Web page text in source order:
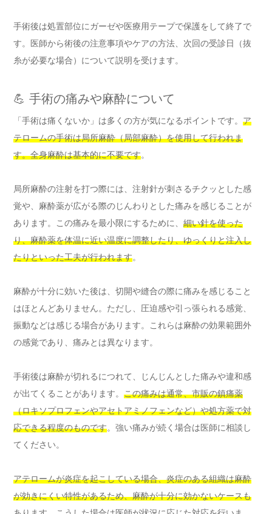
手術後は処置部位にガーゼや医療用テープで保護をして終了で
す。医師から術後の注意事項やケアの方法、次回の受診日（抜
糸が必要な場合）について説明を受けます。
💪 手術の痛みや麻酔について
「手術は痛くないか」は多くの方が気になるポイントです。 ア
テロームの手術は局所麻酔（局部麻酔）を使用して行われま
す。全身麻酔は基本的に不要です。
局所麻酔の注射を打つ際には、注射針が刺さるチクッとした感
覚や、麻酔薬が広がる際のじんわりとした痛みを感じることが
あります。この痛みを最小限にするために、 細い針を使った
り、麻酔薬を体温に近い温度に調整したり、ゆっくりと注入し
たりといった工夫が行われます。
麻酔が十分に効いた後は、切開や縫合の際に痛みを感じること
はほとんどありません。ただし、圧迫感や引っ張られる感覚、
振動などは感じる場合があります。これらは麻酔の効果範囲外
の感覚であり、痛みとは異なります。
手術後は麻酔が切れるにつれて、じんじんとした痛みや違和感
が出てくることがあります。 この痛みは通常、市販の鎮痛薬
（ロキソプロフェンやアセトアミノフェンなど）や処方薬で対
応できる程度のものです。強い痛みが続く場合は医師に相談し
てください。
アテロームが炎症を起こしている場合、炎症のある組織は麻酔
が効きにくい特性があるため、麻酔が十分に効かないケースも